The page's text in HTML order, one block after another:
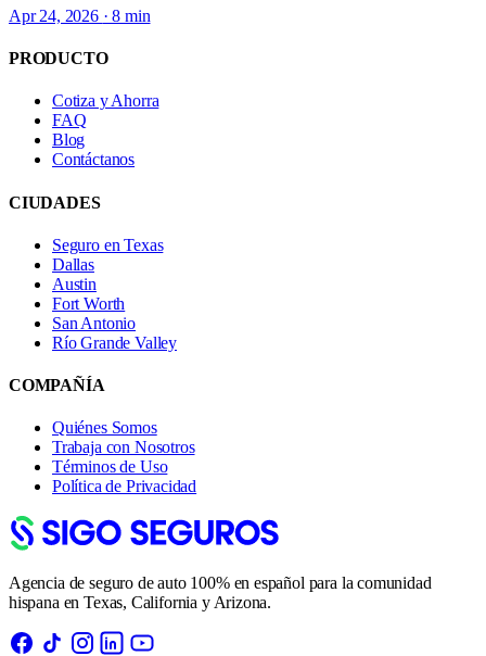
Apr 24, 2026 · 8 min
PRODUCTO
Cotiza y Ahorra
FAQ
Blog
Contáctanos
CIUDADES
Seguro en Texas
Dallas
Austin
Fort Worth
San Antonio
Río Grande Valley
COMPAÑÍA
Quiénes Somos
Trabaja con Nosotros
Términos de Uso
Política de Privacidad
Agencia de seguro de auto 100% en español para la comunidad
hispana en Texas, California y Arizona.